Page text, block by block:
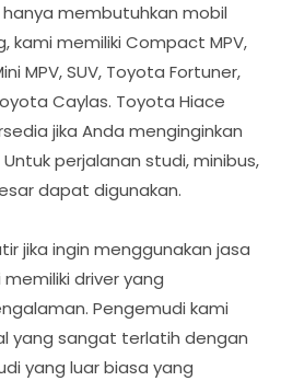
hanya membutuhkan mobil
kami memiliki Compact MPV,
MPV, SUV, Toyota Fortuner,
Caylas. Toyota Hiace
jika Anda menginginkan
perjalanan studi, minibus,
dapat digunakan.
jika ingin menggunakan jasa
driver yang
Pengemudi kami
yang sangat terlatih dengan
yang luar biasa yang